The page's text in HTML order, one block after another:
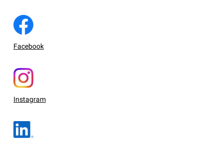
Facebook
Instagram